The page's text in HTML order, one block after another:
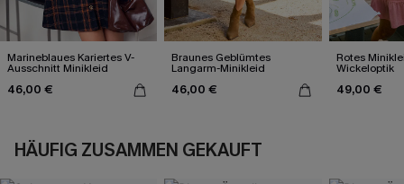
Marineblaues Kariertes V-
Ausschnitt Minikleid
46,00 €
Braunes Geblümtes
Langarm-Minikleid
46,00 €
Rotes
Wickeloptik
49,00 €
HÄUFIG ZUSAMMEN GEKAUFT